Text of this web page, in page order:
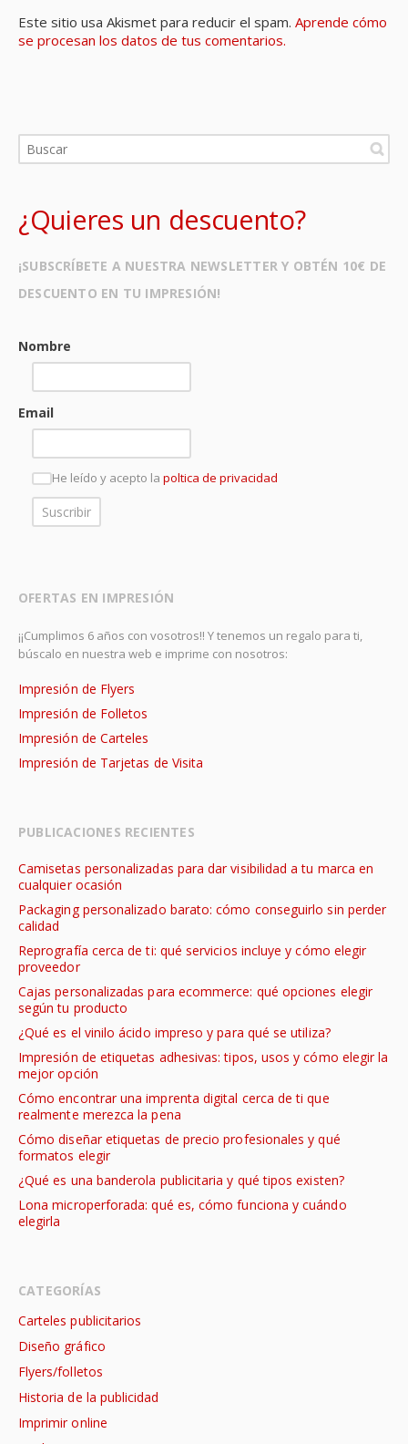
Este sitio usa Akismet para reducir el spam. Aprende cómo
se procesan los datos de tus comentarios.
¿Quieres un descuento?
¡SUBSCRÍBETE A NUESTRA NEWSLETTER Y OBTÉN 10€ DE
DESCUENTO EN TU IMPRESIÓN!
Nombre
Email
He leído y acepto la poltica de privacidad
OFERTAS EN IMPRESIÓN
¡¡Cumplimos 6 años con vosotros!! Y tenemos un regalo para ti,
búscalo en nuestra web e imprime con nosotros:
Impresión de Flyers
Impresión de Folletos
Impresión de Carteles
Impresión de Tarjetas de Visita
PUBLICACIONES RECIENTES
Camisetas personalizadas para dar visibilidad a tu marca en
cualquier ocasión
Packaging personalizado barato: cómo conseguirlo sin perder
calidad
Reprografía cerca de ti: qué servicios incluye y cómo elegir
proveedor
Cajas personalizadas para ecommerce: qué opciones elegir
según tu producto
¿Qué es el vinilo ácido impreso y para qué se utiliza?
Impresión de etiquetas adhesivas: tipos, usos y cómo elegir la
mejor opción
Cómo encontrar una imprenta digital cerca de ti que
realmente merezca la pena
Cómo diseñar etiquetas de precio profesionales y qué
formatos elegir
¿Qué es una banderola publicitaria y qué tipos existen?
Lona microperforada: qué es, cómo funciona y cuándo
elegirla
CATEGORÍAS
Carteles publicitarios
Diseño gráfico
Flyers/folletos
Historia de la publicidad
Imprimir online